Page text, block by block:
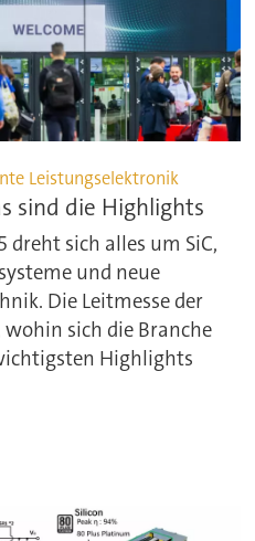
Leistungselektronik
sind die Highlights
dreht sich alles um SiC,
und neue
Die Leitmesse der
sich die Branche
Highlights